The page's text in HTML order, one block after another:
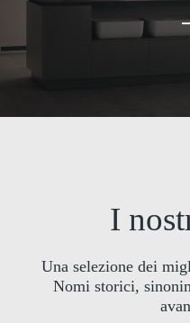
I
Una selezione dei
Nomi storici,